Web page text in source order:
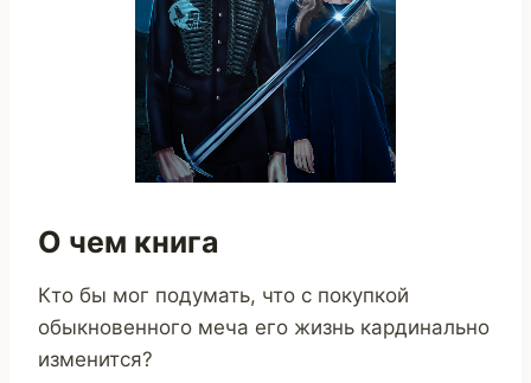
О чем книга
Кто бы мог подумать, что с покупкой
обыкновенного меча его жизнь кардинально
изменится?